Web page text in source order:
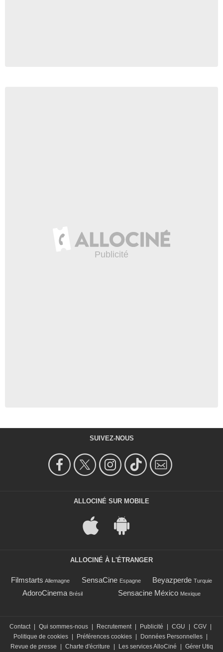
SUIVEZ-NOUS
ALLOCINÉ SUR MOBILE
ALLOCINÉ À L'ÉTRANGER
Filmstarts Allemagne SensaCine Espagne Beyazperde Turquie
AdoroCinema Brésil Sensacine México Mexique
Contact | Qui sommes-nous | Recrutement | Publicité | CGU | CGV |
Politique de cookies | Préférences cookies | Données Personnelles |
Revue de presse
| Charte d'écriture | Les services AlloCiné | Gérer Utiq